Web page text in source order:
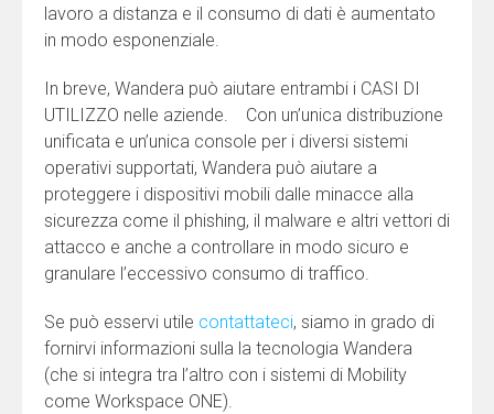
lavoro a distanza e il consumo di dati è aumentato
in modo esponenziale.
In breve, Wandera può aiutare entrambi i CASI DI
UTILIZZO nelle aziende. Con un’unica distribuzione
unificata e un’unica console per i diversi sistemi
operativi supportati, Wandera può aiutare a
proteggere i dispositivi mobili dalle minacce alla
sicurezza come il phishing, il malware e altri vettori di
attacco e anche a controllare in modo sicuro e
granulare l’eccessivo consumo di traffico.
Se può esservi utile contattateci, siamo in grado di
fornirvi informazioni sulla la tecnologia Wandera
(che si integra tra l’altro con i sistemi di Mobility
come Workspace ONE).